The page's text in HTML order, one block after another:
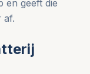
en geeft die
af.